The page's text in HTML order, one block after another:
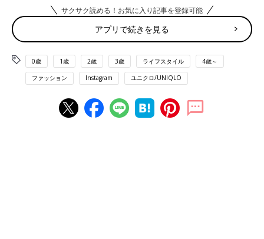
主役級のインパクト！２WAY カシュクールブラウス
サクサク読める！お気に入り記事を登録可能
アプリで続きを見る
0歳 1歳 2歳 3歳 ライフスタイル 4歳～
ファッション Instagram ユニクロ/UNIQLO